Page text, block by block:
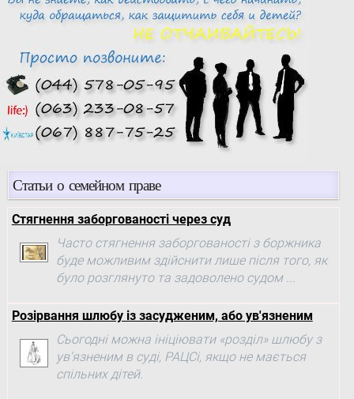
Статьи о семейном праве
Стягнення заборгованості через суд
Часто стягнення заборгованості з боржника
буде можливим здійснити лише після того, як
було розглянуто та задоволено судом ...
Розірвання шлюбу із засудженим, або ув'язненим
Сьогодні можна ініціювати «розділ» шлюбу з
ув'язненим в суді, РАЦСі, якщо не мається
спільних дітей.